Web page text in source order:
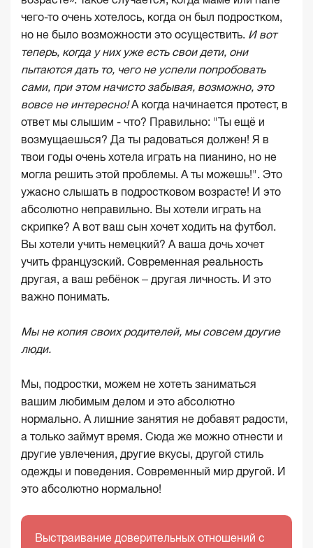
чего-то очень хотелось, когда он был подростком,
но не было возможности это осуществить. И вот
теперь, когда у них уже есть своидети, они
пытаются дать то, чего не успели попробовать
сами, при этом начисто забывая, возможно, это
вовсе не интересно!А когда начинается протест, в
ответ мы слышим - что? Правильно: "Ты ещё и
возмущаешься? Да ты радоваться должен! Я в
твои годы очень хотела играть на пианино, но не
могла решить этой проблемы. А ты можешь!". Это
ужасно слышать в подростковом возрасте! И это
абсолютно неправильно. Вы хотели играть на
скрипке? А вот ваш сын хочет ходить на футбол.
Вы хотели учить немецкий? А ваша дочь хочет
учить французский. Современная реальность
другая, а ваш ребёнок – другая личность. И это
важно понимать.
Мы не копия своих родителей, мы совсем другие
люди.
Мы, подростки, можем не хотеть заниматься
вашим любимым делом и это абсолютно
нормально. А лишние занятия не добавят радости,
а только займут время. Сюда же можно отнести и
другие увлечения, другие вкусы, другой стиль
одежды и поведения. Современный мир другой. И
это абсолютно нормально!
Выстраивание доверительных отношений с